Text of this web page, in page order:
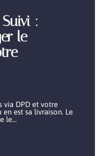
:
le
via DPD et votre
est sa livraison. Le
le…